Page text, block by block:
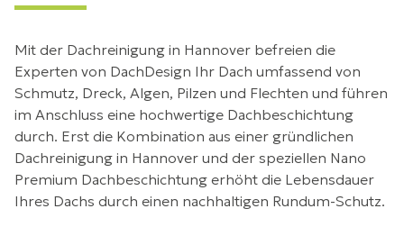
Mit der Dachreinigung in Hannover befreien die
Experten von DachDesign Ihr Dach umfassend von
Schmutz, Dreck, Algen, Pilzen und Flechten und führen
im Anschluss eine hochwertige Dachbeschichtung
durch. Erst die Kombination aus einer gründlichen
Dachreinigung in Hannover und der speziellen Nano
Premium Dachbeschichtung erhöht die Lebensdauer
Ihres Dachs durch einen nachhaltigen Rundum-Schutz.